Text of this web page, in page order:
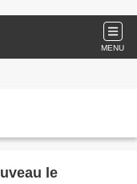
MENU
le